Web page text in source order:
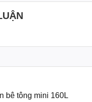
mini 160L
bê tông mini 160L